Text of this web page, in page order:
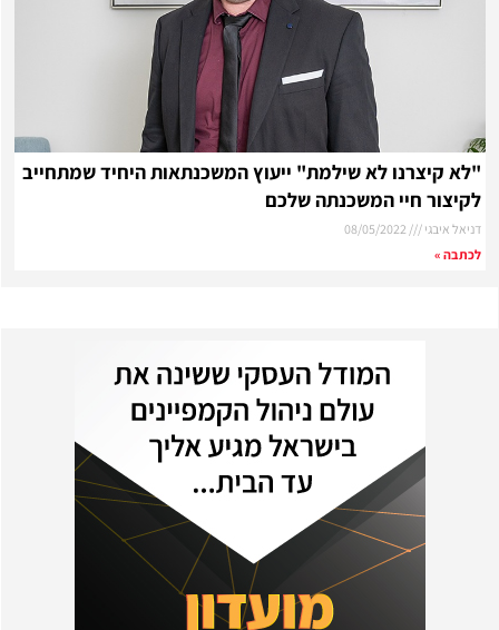
"לא קיצרנו לא שילמת" ייעוץ המשכנתאות היחיד שמתחייב
לקיצור חיי המשכנתה שלכם
דניאל איבגי
לכתבה »